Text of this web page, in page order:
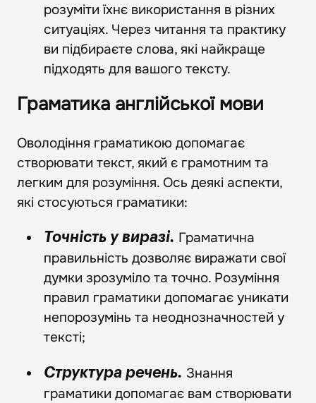
розуміти їхнє використання в різних
ситуаціях. Через читання та практику
ви підбираєте слова, які найкраще
підходять для вашого тексту.
Граматика англійської мови
Оволодіння граматикою допомагає
створювати текст, який є грамотним та
легким для розуміння. Ось деякі аспекти,
які стосуються граматики:
Точність у виразі. Граматична
правильність дозволяє виражати свої
думки зрозуміло та точно. Розуміння
правил граматики допомагає уникати
непорозумінь та неоднозначностей у
тексті;
Структура речень. Знання
граматики допомагає вам створювати